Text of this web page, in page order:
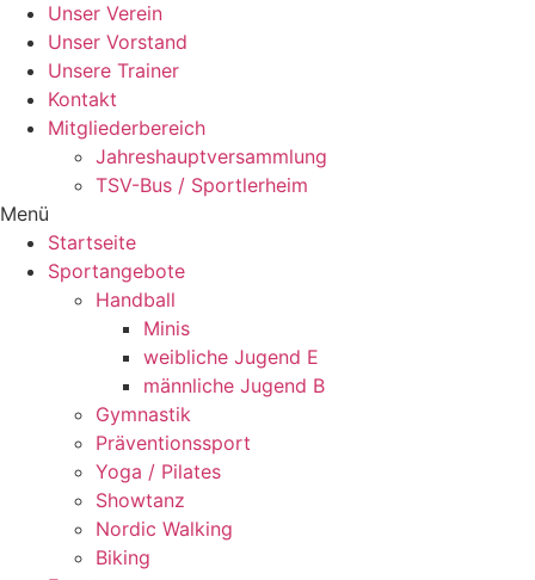
Unser Verein
Unser Vorstand
Unsere Trainer
Kontakt
Mitgliederbereich
Jahreshauptversammlung
TSV-Bus / Sportlerheim
Menü
Startseite
Sportangebote
Handball
Minis
weibliche Jugend E
männliche Jugend B
Gymnastik
Präventionssport
Yoga / Pilates
Showtanz
Nordic Walking
Biking